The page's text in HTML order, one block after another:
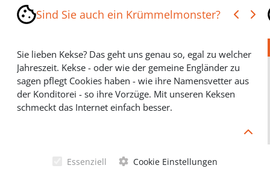
Referenzen
Medienspiegel & Presseinformationen
*** Vertrag widerrufen ***
Sind Sie auch ein Krümmelmonster?
Sie lieben Kekse? Das geht uns genau so, egal zu welcher
Jahreszeit. Kekse - oder wie der gemeine Engländer zu
sagen pflegt Cookies haben - wie ihre Namensvetter aus
der Konditorei - so ihre Vorzüge. Mit unseren Keksen
schmeckt das Internet einfach besser.
Cookies helfen Ihnen, Ihre gewünschten Artikel schneller
Werbung sparen und selbstverständlich anonyme
Statistiken erstellen (#Ehrensache). Deshalb schmecken
Essenziell Cookie Einstellungen